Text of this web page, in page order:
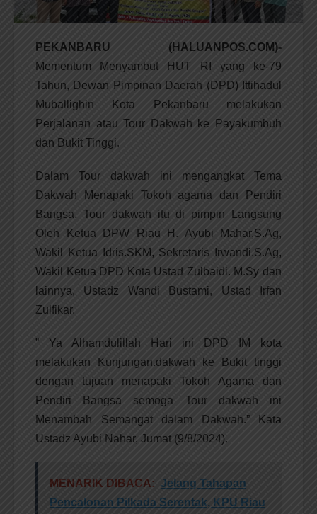
PEKANBARU (HALUANPOS.COM)-
Mementum Menyambut HUT RI yang ke-79
Tahun, Dewan Pimpinan Daerah (DPD) Ittihadul
Muballighin Kota Pekanbaru melakukan
Perjalanan atau Tour Dakwah ke Payakumbuh
dan Bukit Tinggi.
Dalam Tour dakwah ini mengangkat Tema
Dakwah Menapaki Tokoh agama dan Pendiri
Bangsa. Tour dakwah itu di pimpin Langsung
Oleh Ketua DPW Riau H. Ayubi Mahar,S.Ag,
Wakil Ketua Idris.SKM, Sekretaris Irwandi.S.Ag,
Wakil Ketua DPD Kota Ustad Zulbaidi. M.Sy dan
lainnya, Ustadz Wandi Bustami, Ustad Irfan
Zulfikar.
” Ya Alhamdulillah Hari ini DPD IM kota
melakukan Kunjungan.dakwah ke Bukit tinggi
dengan tujuan menapaki Tokoh Agama dan
Pendiri Bangsa semoga Tour dakwah ini
Menambah Semangat dalam Dakwah.” Kata
Ustadz Ayubi Nahar, Jumat (9/8/2024).
MENARIK DIBACA: Jelang Tahapan
Pencalonan Pilkada Serentak, KPU Riau